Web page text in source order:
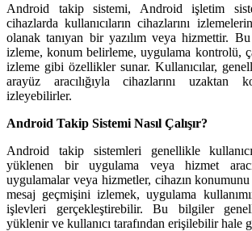
Android takip sistemi, Android işletim
cihazlarda kullanıcıların cihazlarını
olanak tanıyan bir yazılım veya hizmettir.
izleme, konum belirleme, uygulama kontrolü,
izleme gibi özellikler sunar. Kullanıcılar,
arayüz aracılığıyla cihazlarını
izleyebilirler.
Android Takip Sistemi Nasıl Çalışır?
Android takip sistemleri genellikle
yüklenen bir uygulama veya hizmet
uygulamalar veya hizmetler, cihazın
mesaj geçmişini izlemek, uygulama
işlevleri gerçekleştirebilir. Bu bilgiler
yüklenir ve kullanıcı tarafından erişilebilir hale